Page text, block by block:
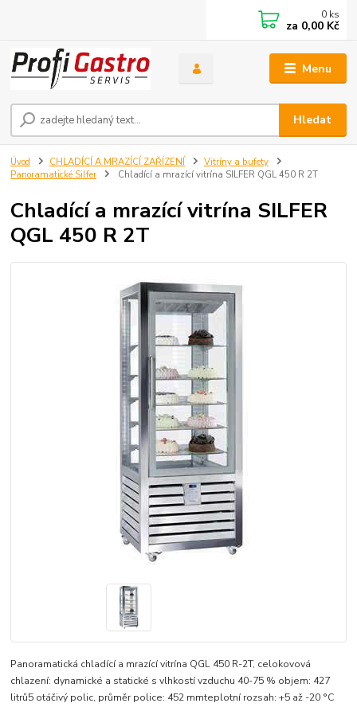
Menu
Hledat
0 ks
za 0,00 Kč
Úvod CHLADÍCÍ A MRAZÍCÍ ZAŘÍZENÍ
Vitríny a bufety
Panoramatické Silfer
Chladící a mrazící vitrína SILFER QGL 450 R 2T
Chladící a mrazící vitrína SILFER
QGL 450 R 2T
Panoramatická chladící a mrazící vitrína QGL 450 R-2T, celokovová
chlazení: dynamické a statické s vlhkostí vzduchu 40-75 % objem: 427
litrů5 otáčivý polic, průměr police: 452 mmteplotní rozsah: +5 až -20 °C